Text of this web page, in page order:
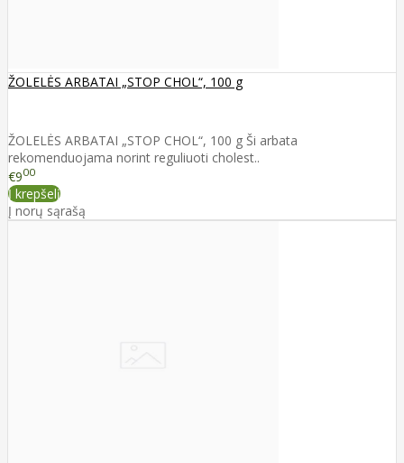
ŽOLELĖS ARBATAI „STOP CHOL“, 100 g
ŽOLELĖS ARBATAI „STOP CHOL“, 100 g Ši arbata
rekomenduojama norint reguliuoti cholest..
€900
Į krepšelį
Į norų sąrašą